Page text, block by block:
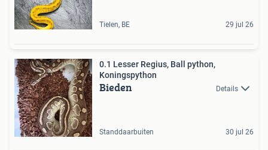
Tielen, BE 29 jul 26
0.1 Lesser Regius, Ball python,
Koningspython
Bieden Details
Standdaarbuiten 30 jul 26